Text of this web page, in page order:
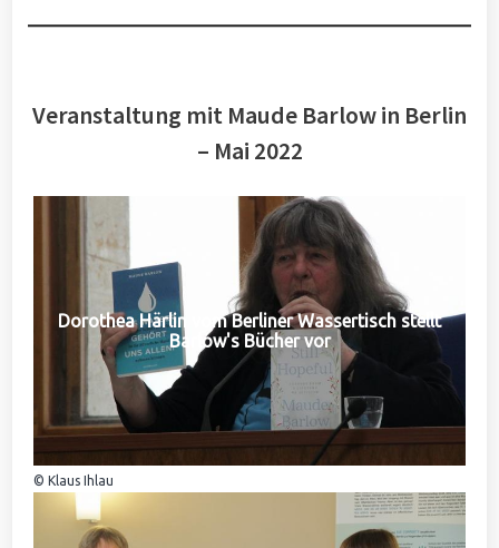
Veranstaltung mit Maude Barlow in Berlin
– Mai 2022
Dorothea Härlin vom Berliner Wassertisch stellt
Barlow's Bücher vor
© Klaus Ihlau